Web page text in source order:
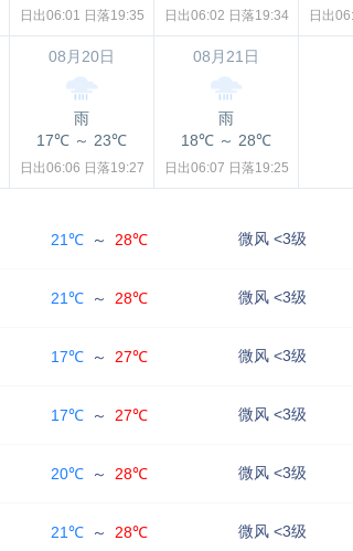
日出06:01 日落19:35 日出06:02 日落19:34 日出
08月20日
雨
17℃ ～ 23℃
日出06:06 日落19:27
08月21日
雨
18℃ ～ 28℃
日出06:07 日落19:25
21℃ ～ 28℃ 微风 <3级
21℃ ～ 28℃ 微风 <3级
17℃ ～ 27℃ 微风 <3级
17℃ ～ 27℃ 微风 <3级
20℃ ～ 28℃ 微风 <3级
21℃ ～ 28℃ 微风 <3级